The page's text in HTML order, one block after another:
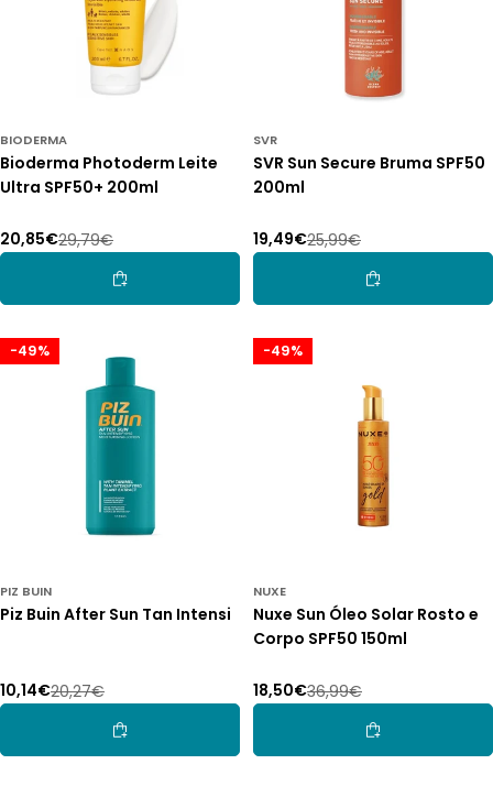
BIODERMA
Bioderma Photoderm Leite
Ultra SPF50+ 200ml
Preço
20,85€
Preço 29,79€
Adicionar Ao Carrinho
SVR
SVR Sun Secure Bruma SPF50
200ml
Preço
19,49€
Preço 25,99€
Adicionar Ao
-49%
PIZ BUIN
Piz Buin After Sun Tan Intensi
Preço
10,14€
Preço20,27€
Adicionar Ao Carrinho
-49%
NUXE
Nuxe Sun Óleo Solar Rosto e
Corpo SPF50 150ml
Preço
18,50€
Preço 36,99€
Adicionar Ao